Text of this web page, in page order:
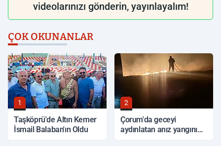
videolarınızı gönderin, yayınlayalım!
ÇOK OKUNANLAR
1
Taşköprü'de Altın Kemer
İsmail Balaban'ın Oldu
2
Çorum'da geceyi
aydınlatan anız yangını